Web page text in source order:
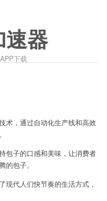
速器
下载
，通过自动化生产线和高效
子的口感和美味，让消费者
的包子。
代人们快节奏的生活方式，